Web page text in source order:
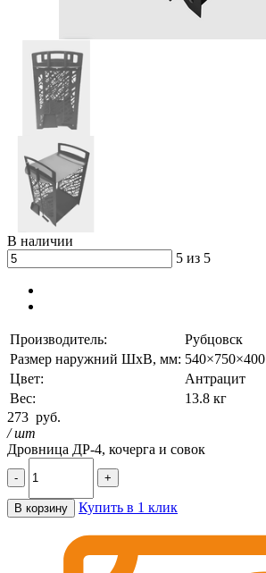
В наличии
5 из 5
Производитель:
Рубцовск
Размер наружний ШхВ, мм: 540×750×400
Цвет:
Антрацит
Вес:
13.8 кг
273 руб.
/ шт
Дровница ДР-4, кочерга и совок
- +
В корзину Купить в 1 клик